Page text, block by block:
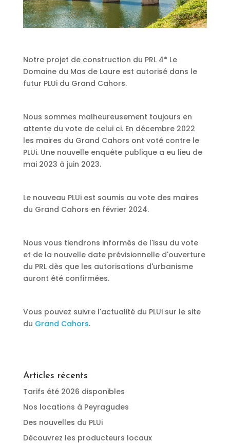
Notre projet de construction du PRL 4* Le
Domaine du Mas de Laure est autorisé dans le
futur PLUi du Grand Cahors.
Nous sommes malheureusement toujours en
attente du vote de celui ci. En décembre 2022
les maires du Grand Cahors ont voté contre le
PLUi. Une nouvelle enquête publique a eu lieu de
mai 2023 à juin 2023.
Le nouveau PLUi est soumis au vote des maires
du Grand Cahors en février 2024.
Nous vous tiendrons informés de l'issu du vote
et de la nouvelle date prévisionnelle d'ouverture
du PRL dès que les autorisations d'urbanisme
auront été confirmées.
Vous pouvez suivre l'actualité du PLUi sur le site
du Grand Cahors.
Articles récents
Tarifs été 2026 disponibles
Nos locations à Peyragudes
Des nouvelles du PLUi
Découvrez les producteurs locaux